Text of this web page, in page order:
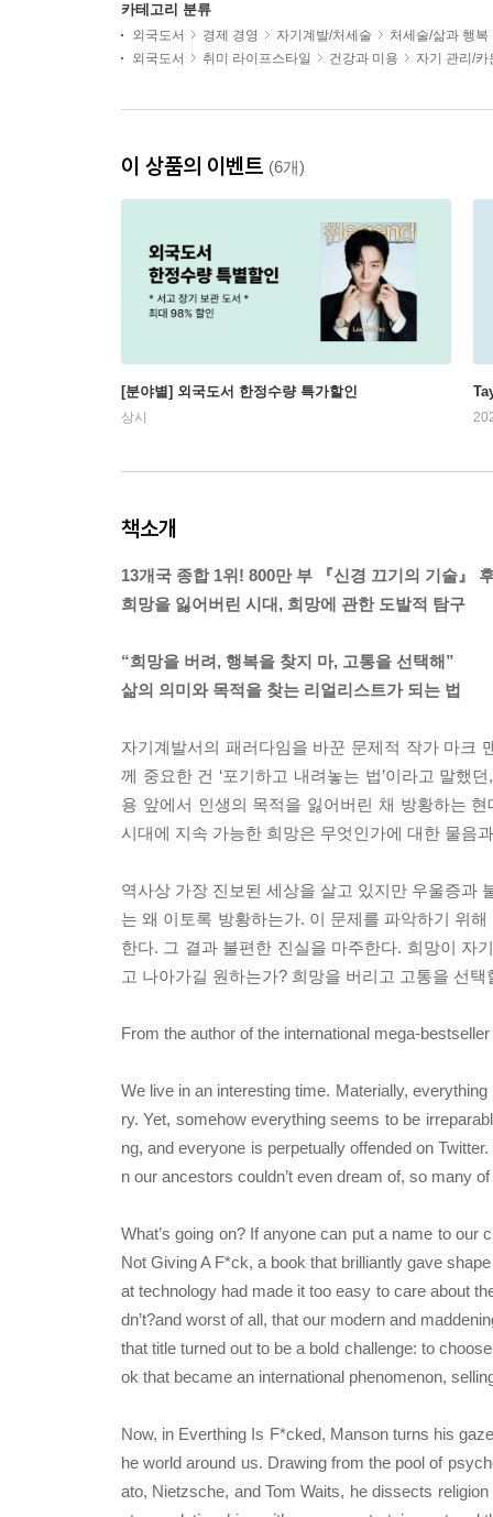
카테고리 분류
외국도서 경제 경영 자기계발/처세술
처세술/삶과 행복
외국도서
취미 라이프스타일 건강과 미용 자기 관리/카
이 상품의 이벤트 (6개)
[분야별] 외국도서 한정수량 특가할인
상시
책소개
13개국 종합 1위! 800만 부 『신경 끄기의 기술』
희망을 잃어버린 시대, 희망에 관한 도발적 탐구
“희망을 버려, 행복을 찾지 마, 고통을 선택해”
삶의 의미와 목적을 찾는 리얼리스트가 되는 법
자기계발서의 패러다임을 바꾼 문제적 작가 마크
께 중요한 건 ‘포기하고 내려놓는 법’이라고 말했
용 앞에서 인생의 목적을 잃어버린 채 방황하는
시대에 지속 가능한 희망은 무엇인가에 대한 물음
역사상 가장 진보된 세상을 살고 있지만 우울증과
는 왜 이토록 방황하는가. 이 문제를 파악하기 위
한다. 그 결과 불편한 진실을 마주한다. 희망이 자
고 나아가길 원하는가? 희망을 버리고 고통을 선
From the author of the international mega-
We live in an interesting time. Materially,
ry. Yet, somehow everything seems to be
ng, and everyone is perpetually offended on
n our ancestors couldn’t even dream of, so many
What’s going on? If anyone can put a name to our
Not Giving A F*ck, a book that brilliantly gave
at technology had made it too easy to care about
dn’t?and worst of all, that our modern and
that title turned out to be a bold challenge: to
ok that became an international phenomenon,
Now, in Everthing Is F*cked, Manson turns his
he world around us. Drawing from the pool of
ato, Nietzsche, and Tom Waits, he dissects